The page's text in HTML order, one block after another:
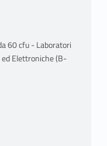
60 cfu - Laboratori
ed Elettroniche (B-